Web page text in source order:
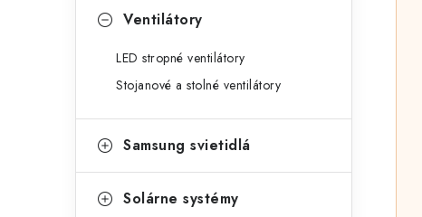
Ventilátory
LED stropné ventilátory
Stojanové a stolné ventilátory
Samsung svietidlá
Solárne systémy